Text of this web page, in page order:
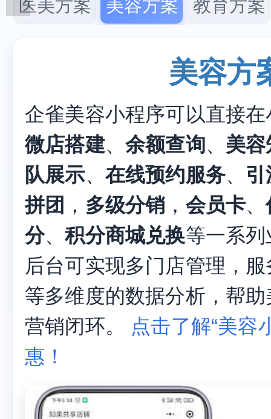
转化为营业
医美方案 美容方案 教育方案
美容方
企雀美容小程序可以直接
微店搭建、余额查询
美
队展示、 在线预约服务、引
拼团
后台可实现多门店管理，